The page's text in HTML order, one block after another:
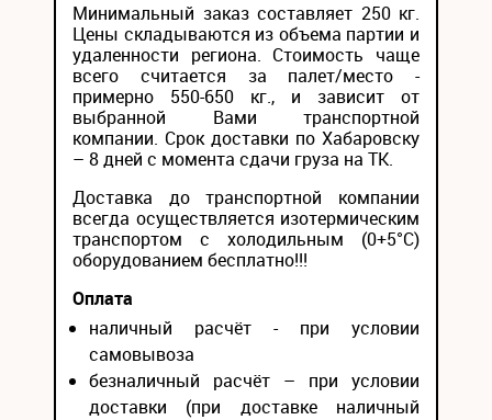
Минимальный заказ составляет 250 кг.
Цены складываются из объема партии и
удаленности региона. Стоимость чаще
всего считается за палет/место -
примерно 550-650 кг., и зависит от
выбранной Вами транспортной
компании. Срок доставки по Хабаровску
– 8 дней с момента сдачи груза на ТК.
Доставка до транспортной компании
всегда осуществляется изотермическим
транспортом с холодильным (0+5°С)
оборудованием бесплатно!!!
Оплата
наличный расчёт - при условии
самовывоза
безналичный расчёт – при условии
доставки (при доставке наличный